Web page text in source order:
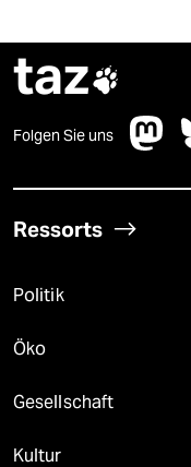
taz
Folgen Sie uns
Ressorts
Politik
Öko
Gesellschaft
Kultur